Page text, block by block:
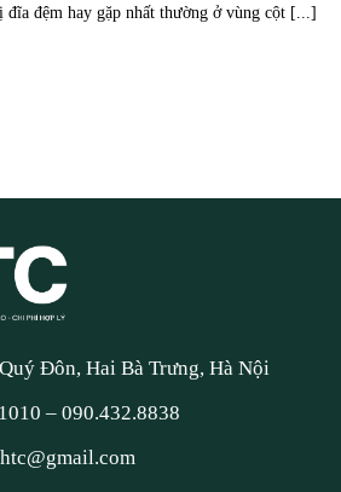
đệm hay gặp nhất thường ở vùng cột [...]
Đôn, Hai Bà Trưng, Hà Nội
–090.432.8838